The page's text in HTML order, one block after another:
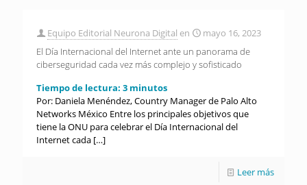
Equipo Editorial Neurona Digital en
mayo 16, 2023
El Día Internacional del Internet ante un panorama de
ciberseguridad cada vez más complejo y sofisticado
Tiempo de lectura: 3 minutos
Por: Daniela Menéndez, Country Manager de Palo Alto
Networks México Entre los principales objetivos que
tiene la ONU para celebrar el Día Internacional del
Internet cada […]
Leer más